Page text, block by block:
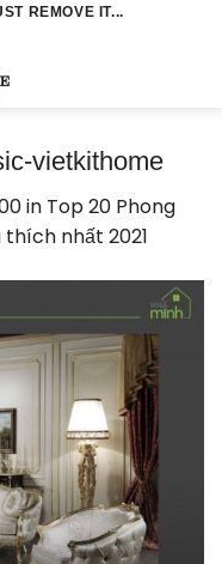
REMOVE IT...
vietkithome
in Top 20 Phong
nhất 2021